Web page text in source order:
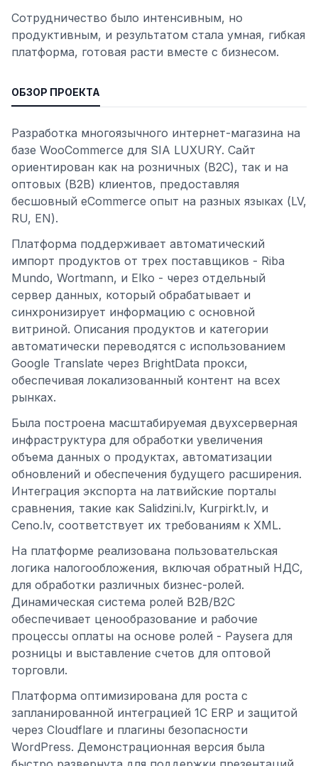
Сотрудничество было интенсивным, но
продуктивным, и результатом стала умная, гибкая
платформа, готовая расти вместе с бизнесом.
ОБЗОР ПРОЕКТА
Разработка многоязычного интернет-магазина на
базе WooCommerce для SIA LUXURY. Сайт
ориентирован как на розничных (B2C), так и на
оптовых (B2B) клиентов, предоставляя
бесшовный eCommerce опыт на разных языках (LV,
RU, EN).
Платформа поддерживает автоматический
импорт продуктов от трех поставщиков - Riba
Mundo, Wortmann, и Elko - через отдельный
сервер данных, который обрабатывает и
синхронизирует информацию с основной
витриной. Описания продуктов и категории
автоматически переводятся с использованием
Google Translate через BrightData прокси,
обеспечивая локализованный контент на всех
рынках.
Была построена масштабируемая двухсерверная
инфраструктура для обработки увеличения
объема данных о продуктах, автоматизации
обновлений и обеспечения будущего расширения.
Интеграция экспорта на латвийские порталы
сравнения, такие как Salidzini.lv, Kurpirkt.lv, и
Ceno.lv, соответствует их требованиям к XML.
На платформе реализована пользовательская
логика налогообложения, включая обратный НДС,
для обработки различных бизнес-ролей.
Динамическая система ролей B2B/B2C
обеспечивает ценообразование и рабочие
процессы оплаты на основе ролей - Paysera для
розницы и выставление счетов для оптовой
торговли.
Платформа оптимизирована для роста с
запланированной интеграцией 1С ERP и защитой
через Cloudflare и плагины безопасности
WordPress. Демонстрационная версия была